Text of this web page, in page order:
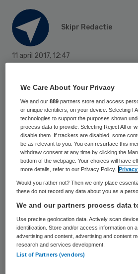
Skipr Redactie
11 april 2017, 12:47
NU’91 kondigt vandaag
rechtszaken aan te
werkgevers in de
beroepsorganisatie voor
verzorging reageert
de cao-onderhandelingen
werkgevers onder meer
met de rechtszaken.
Samen met vakbewegingen
wees NU’91 maandag het
werkgevers af als
We Care About Your Privacy
We and our889 partners store and access
or unique identifiers, on your device. Selecting I
technologies to support the purposes shown
process data to provide. Selecting Reject All or
disable them. If trackers are disabled, some
be as relevant to you. You can resurface this
withdraw consent at any time by clicking the
bottom of the webpage. Your choices will have
more details, refer to our Privacy Policy.
Would you rather not? Then we only place
these do not record any data about you as a
We and our partners process data
Use precise geolocation data. Actively scan
identification. Store and/or access information on
advertising and content, advertising and content
research and services development.
List of Partners (vendors)